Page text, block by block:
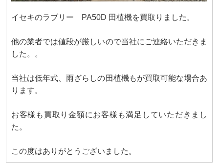
イセキのラブリー PA50D 田植機を買取りました。
他の業者では値段が厳しいので当社にご連絡いただきま
した。。
当社は低年式、雨ざらしの田植機もが買取可能な場合あ
ります。
お客様も買取り金額にお客様も満足していただきまし
た。
この度はありがとうございました。